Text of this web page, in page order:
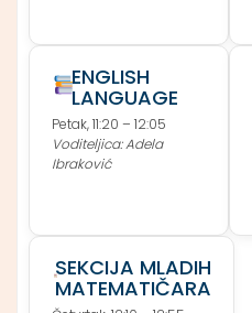
ENGLISH
LANGUAGE
Petak, 11:20 – 12:05
Voditeljica: Adela
Ibraković
SEKCIJA MLADIH
MATEMATIČARA